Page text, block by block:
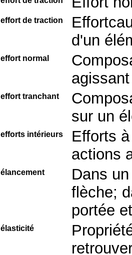
effort de traction
d'un
effort normal
effort tranchant
sur un
efforts intérieurs
Efforts
actions
élancement
Dans
flèche;
portée
élasticité